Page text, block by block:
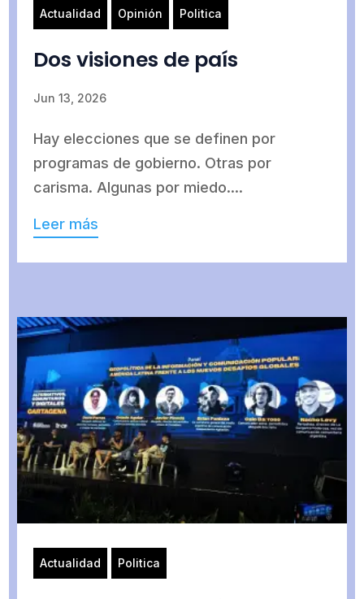
Actualidad Opinión Politica
Dos visiones de país
Jun 13, 2026
Hay elecciones que se definen por
programas de gobierno. Otras por
carisma. Algunas por miedo....
Leer más
Actualidad Politica